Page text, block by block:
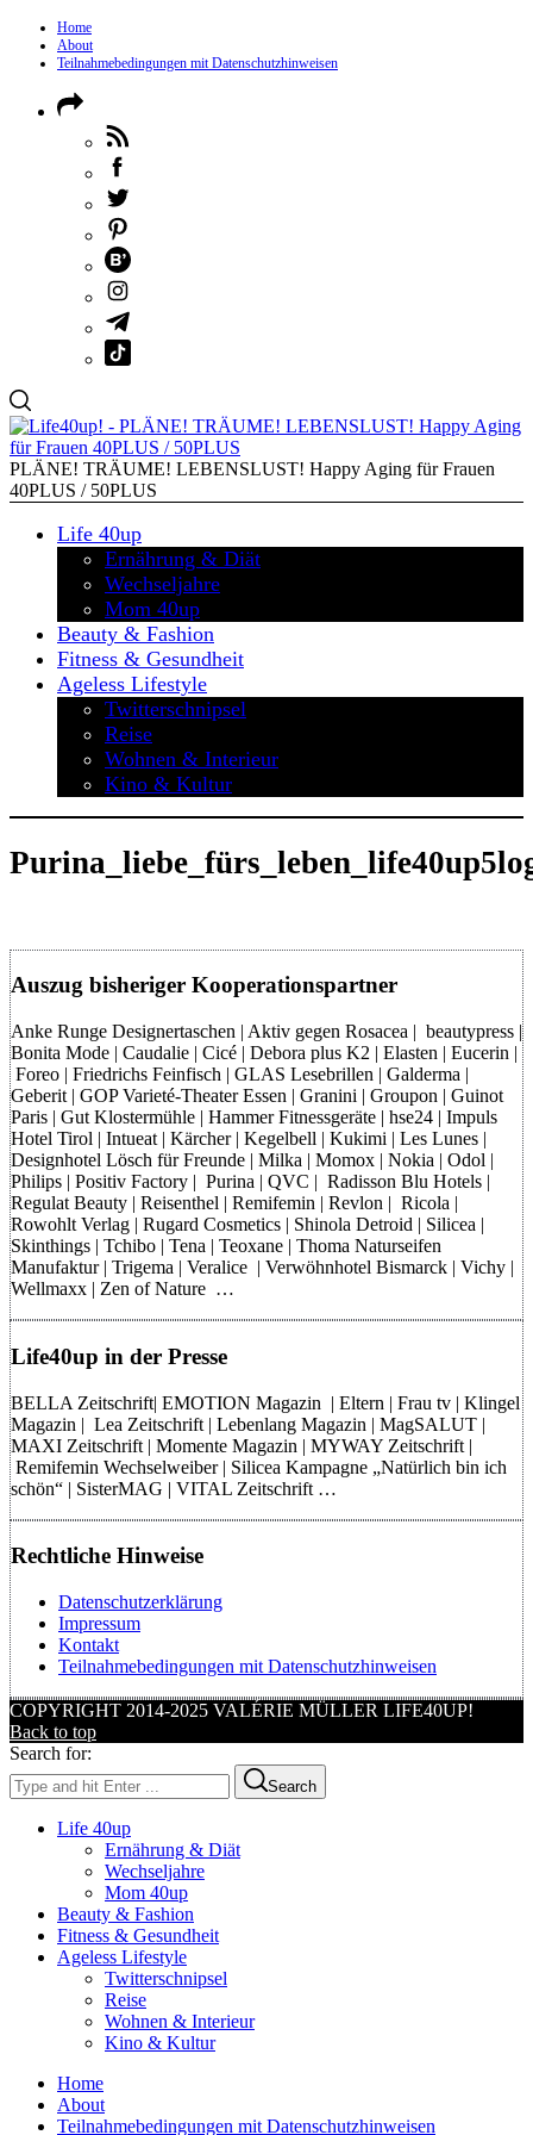
Home
About
Teilnahmebedingungen mit Datenschutzhinweisen
PLÄNE! TRÄUME! LEBENSLUST! Happy Aging für Frauen
40PLUS / 50PLUS
Life 40up
Ernährung & Diät
Wechseljahre
Mom 40up
Beauty & Fashion
Fitness & Gesundheit
Ageless Lifestyle
Twitterschnipsel
Reise
Wohnen & Interieur
Kino & Kultur
Auszug bisheriger Kooperationspartner
Anke Runge Designertaschen | Aktiv gegen Rosacea | beautypress |
Bonita Mode | Caudalie | Cicé | Debora plus K2 | Elasten | Eucerin |
Foreo | Friedrichs Feinfisch | GLAS Lesebrillen | Galderma |
Geberit | GOP Varieté-Theater Essen | Granini | Groupon | Guinot
Paris | Gut Klostermühle | Hammer Fitnessgeräte | hse24 | Impuls
Hotel Tirol | Intueat | Kärcher | Kegelbell | Kukimi | Les Lunes |
Designhotel Lösch für Freunde | Milka | Momox | Nokia | Odol |
Philips | Positiv Factory | Purina | QVC | Radisson Blu Hotels |
Regulat Beauty | Reisenthel | Remifemin | Revlon | Ricola |
Rowohlt Verlag | Rugard Cosmetics | Shinola Detroid | Silicea |
Skinthings | Tchibo | Tena | Teoxane | Thoma Naturseifen
Manufaktur | Trigema | Veralice | Verwöhnhotel Bismarck | Vichy |
Wellmaxx | Zen of Nature …
Life40up in der Presse
BELLA Zeitschrift| EMOTION Magazin | Eltern | Frau tv | Klingel
Magazin | Lea Zeitschrift | Lebenlang Magazin | MagSALUT |
MAXI Zeitschrift | Momente Magazin | MYWAY Zeitschrift |
Remifemin Wechselweiber | Silicea Kampagne „Natürlich bin ich
schön“ | SisterMAG | VITAL Zeitschrift …
Rechtliche Hinweise
Datenschutzerklärung
Impressum
Kontakt
Teilnahmebedingungen mit Datenschutzhinweisen
COPYRIGHT 2014-2025 VALÉRIE MÜLLER LIFE40UP!
Back to top
Search for:
Search
Life 40up
Ernährung & Diät
Wechseljahre
Mom 40up
Beauty & Fashion
Fitness & Gesundheit
Ageless Lifestyle
Twitterschnipsel
Reise
Wohnen & Interieur
Kino & Kultur
Home
About
Teilnahmebedingungen mit Datenschutzhinweisen